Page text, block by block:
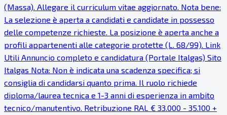
(Massa). Allegare il curriculum vitae aggiornato. Nota bene:
La selezione è aperta a candidati e candidate in possesso
delle competenze richieste. La posizione è aperta anche a
profili appartenenti alle categorie protette (L. 68/99). Link
Utili Annuncio completo e candidatura (Portale Italgas) Sito
Italgas Nota: Non è indicata una scadenza specifica; si
consiglia di candidarsi quanto prima. Il ruolo richiede
diploma/laurea tecnica e 1-3 anni di esperienza in ambito
tecnico/manutentivo. Retribuzione RAL € 33.000 - 35.100 +